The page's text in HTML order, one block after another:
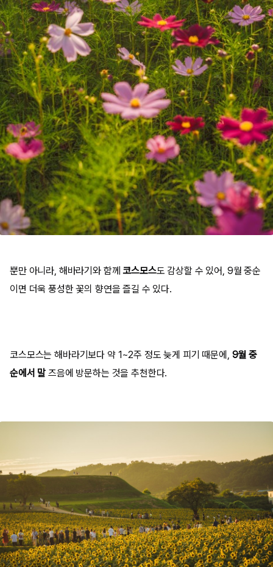
뿐만 아니라, 해바라기와 함께코스모스도 감상할 수 있어, 9월 중순
이면 더욱 풍성한 꽃의 향연을 즐길 수 있다.
코스모스는 해바라기보다 약 1~2주 정도 늦게 피기 때문에, 9월 중
순에서 말즈음에 방문하는 것을 추천한다.